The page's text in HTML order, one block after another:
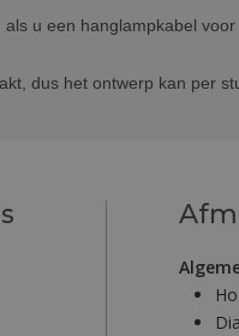
u een hanglampkabel
dus het ontwerp kan per